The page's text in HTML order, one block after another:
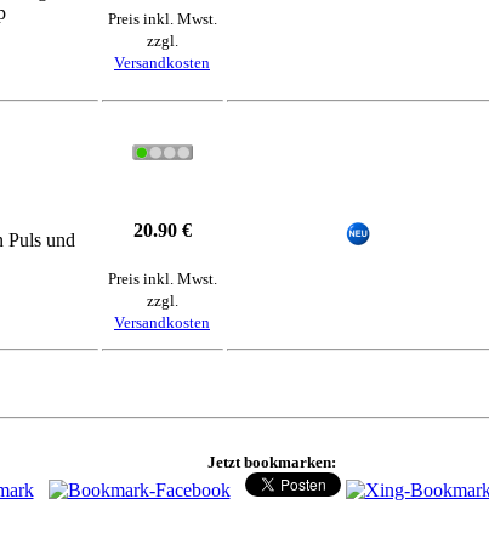
Preis inkl. Mwst.
zzgl.
Versandkosten
Puls und 20.90 €
Preis inkl. Mwst.
zzgl.
Versandkosten
Jetzt bookmarken: